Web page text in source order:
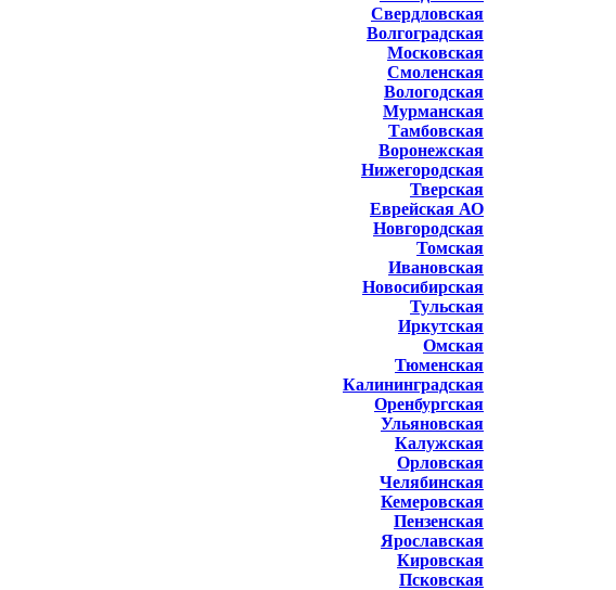
Свердловская
Волгоградская
Московская
Смоленская
Вологодская
Мурманская
Тамбовская
Воронежская
Нижегородская
Тверская
Еврейская АО
Новгородская
Томская
Ивановская
Новосибирская
Тульская
Иркутская
Омская
Тюменская
Калининградская
Оренбургская
Ульяновская
Калужская
Орловская
Челябинская
Кемеровская
Пензенская
Ярославская
Кировская
Псковская